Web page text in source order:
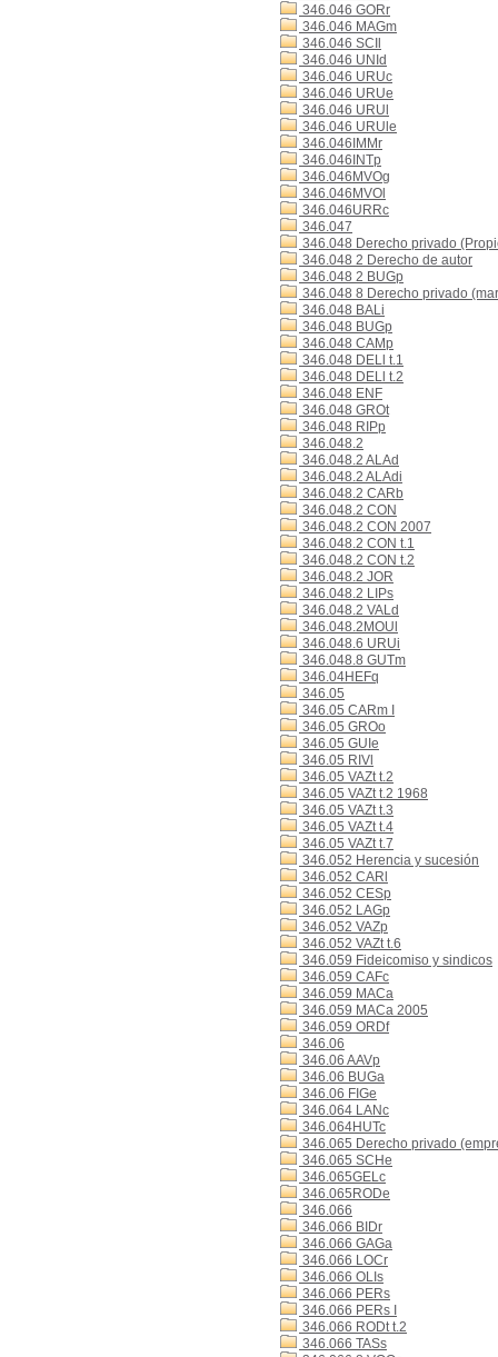
346.046 GORr
346.046 MAGm
346.046 SCIl
346.046 UNId
346.046 URUc
346.046 URUe
346.046 URUl
346.046 URUle
346.046IMMr
346.046INTp
346.046MVOg
346.046MVOl
346.046URRc
346.047
346.048 Derecho privado
346.048 2 Derecho de autor
346.048 2 BUGp
346.048 8 Derecho privado
346.048 BALi
346.048 BUGp
346.048 CAMp
346.048 DELl t.1
346.048 DELl t.2
346.048 ENF
346.048 GROt
346.048 RIPp
346.048.2
346.048.2 ALAd
346.048.2 ALAdi
346.048.2 CARb
346.048.2 CON
346.048.2 CON 2007
346.048.2 CON t.1
346.048.2 CON t.2
346.048.2 JOR
346.048.2 LIPs
346.048.2 VALd
346.048.2MOUl
346.048.6 URUi
346.048.8 GUTm
346.04HEFq
346.05
346.05 CARm I
346.05 GROo
346.05 GUIe
346.05 RIVl
346.05 VAZt t.2
346.05 VAZt t.2 1968
346.05 VAZt t.3
346.05 VAZt t.4
346.05 VAZt t.7
346.052 Herencia y sucesión
346.052 CARl
346.052 CESp
346.052 LAGp
346.052 VAZp
346.052 VAZt t.6
346.059 Fideicomiso y sindicos
346.059 CAFc
346.059 MACa
346.059 MACa 2005
346.059 ORDf
346.06
346.06 AAVp
346.06 BUGa
346.06 FIGe
346.064 LANc
346.064HUTc
346.065 Derecho privado
346.065 SCHe
346.065GELc
346.065RODe
346.066
346.066 BIDr
346.066 GAGa
346.066 LOCr
346.066 OLIs
346.066 PERs
346.066 PERs I
346.066 RODt t.2
346.066 TASs